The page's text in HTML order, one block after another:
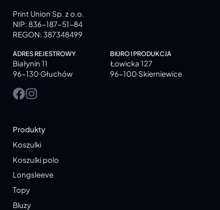
Print Union Sp. z o.o.
NIP: 836-187-51-84
REGON: 387348499
ADRES REJESTROWY
Białynin 11
96-130 Głuchów
BIURO I PRODUKCJA
Łowicka 127
96-100 Skierniewice
Produkty
Koszulki
Koszulki polo
Longsleeve
Topy
Bluzy